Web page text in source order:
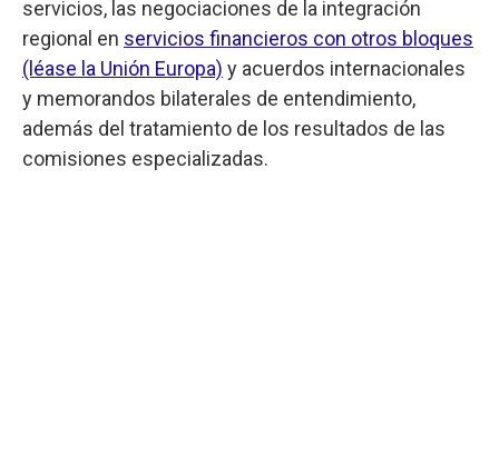
servicios, las negociaciones de la integración
regional en servicios financieros con otros bloques
(léase la Unión Europa) y acuerdos internacionales
y memorandos bilaterales de entendimiento,
además del tratamiento de los resultados de las
comisiones especializadas.